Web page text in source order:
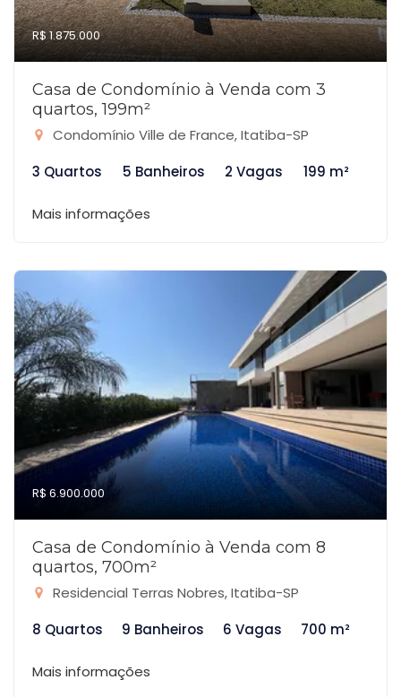
R$ 1.875.000
Casa de Condomínio à Venda com 3
quartos, 199m²
Condomínio Ville de France, Itatiba-SP
3 Quartos
5 Banheiros 2 Vagas 199 m²
Mais informações
R$ 6.900.000
Casa de Condomínio à Venda com 8
quartos, 700m²
Residencial Terras Nobres, Itatiba-SP
8 Quartos
9 Banheiros 6 Vagas 700 m²
Mais informações